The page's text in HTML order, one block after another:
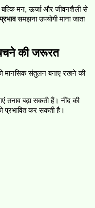
बल्कि मन, ऊर्जा और जीवनशैली से
समझना उपयोगी माना जाता
की जरूरत
मानसिक संतुलन बनाए रखने की
तनाव बढ़ा सकती हैं। नींद की
कर सकती है।